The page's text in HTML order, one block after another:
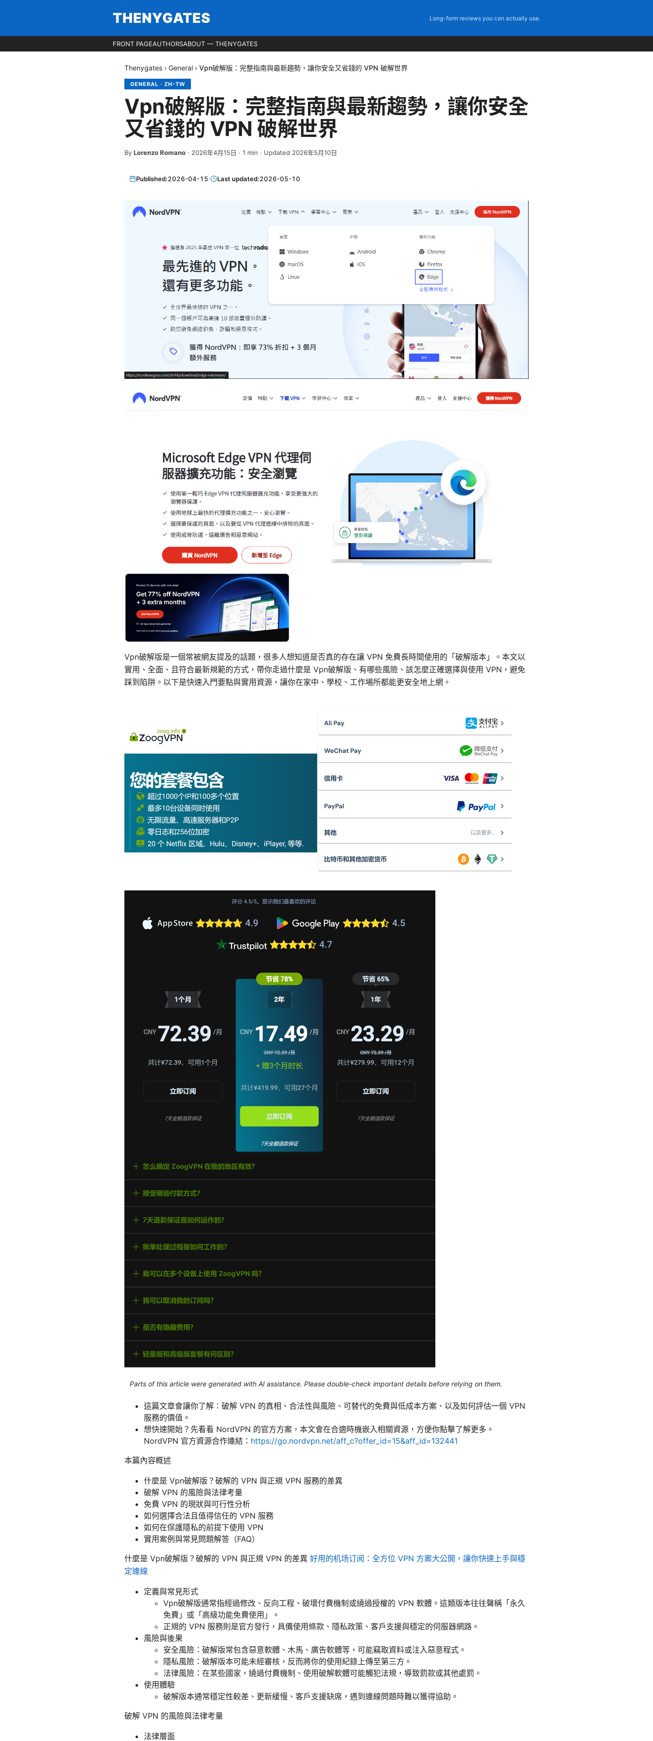
THENYGATES Long-form reviews you can actually use.
FRONT PAGEAUTHORSABOUT — THENYGATES
Thenygates › General › Vpn破解版：完整指南與最新趨勢，讓你安全又省錢的 VPN 破解世界
GENERAL · ZH-TW
Vpn破解版：完整指南與最新趨勢，讓你安全
又省錢的 VPN 破解世界
By Lorenzo Romano · 2026年4月15日 · 1 min · Updated 2026年5月10日
Published:2026-04-15· Last updated:2026-05-10
Vpn破解版是一個常被網友提及的話題，很多人想知道是否真的存在讓 VPN 免費長時間使用的「破解版本」。本文以
實用、全面、且符合最新規範的方式，帶你走過什麼是 Vpn破解版、有哪些風險、該怎麼正確選擇與使用 VPN，避免
踩到陷阱。以下是快速入門要點與實用資源，讓你在家中、學校、工作場所都能更安全地上網。
Parts of this article were generated with AI assistance. Please double-check important details before relying on them.
這篇文章會讓你了解：破解 VPN 的真相、合法性與風險、可替代的免費與低成本方案、以及如何評估一個 VPN
服務的價值。
想快速開始？先看看 NordVPN 的官方方案，本文會在合適時機嵌入相關資源，方便你點擊了解更多。
NordVPN 官方資源合作連結： https://go.nordvpn.net/aff_c?offer_id=15&aff_id=132441
本篇內容概述
什麼是 Vpn破解版？破解的 VPN 與正規 VPN 服務的差異
破解 VPN 的風險與法律考量
免費 VPN 的現狀與可行性分析
如何選擇合法且值得信任的 VPN 服務
如何在保護隱私的前提下使用 VPN
實用案例與常見問題解答（FAQ）
什麼是 Vpn破解版？破解的 VPN 與正規 VPN 的差異 好用的机场订阅：全方位 VPN 方案大公開，讓你快速上手與穩
定連線
定義與常見形式
Vpn破解版通常指經過修改、反向工程、破壞付費機制或繞過授權的 VPN 軟體。這類版本往往聲稱「永久
免費」或「高級功能免費使用」。
正規的 VPN 服務則是官方發行，具備使用條款、隱私政策、客戶支援與穩定的伺服器網路。
風險與後果
安全風險：破解版常包含惡意軟體、木馬、廣告軟體等，可能竊取資料或注入惡意程式。
隱私風險：破解版本可能未經審核，反而將你的使用紀錄上傳至第三方。
法律風險：在某些國家，繞過付費機制、使用破解軟體可能觸犯法規，導致罰款或其他處罰。
使用體驗
破解版本通常穩定性較差、更新緩慢、客戶支援缺席，遇到連線問題時難以獲得協助。
破解 VPN 的風險與法律考量
法律層面